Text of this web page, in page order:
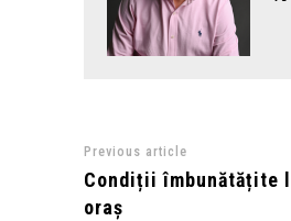
Previous article
Condiții îmbunătățite
oraș